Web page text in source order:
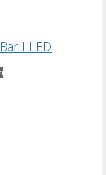
I LED